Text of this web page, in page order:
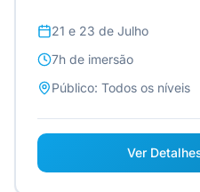
21 e 23 de Julho
7h de imersão
Público: Todos os níveis
Ver